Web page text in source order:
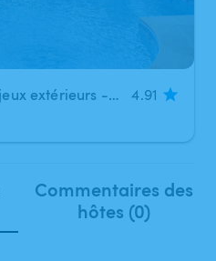
Grande piscine 72m² + jeux extérieurs - A partager ou à privatiser
4.91
Commentaires des
hôtes (0)